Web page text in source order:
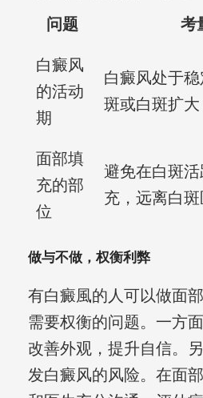
问题
考
白癜风
的活动
期
白癜风处于
斑或白斑扩
面部填
充的部
位
避免在白斑
充，远离白
做与不做，权衡利弊
有白癜風的人可以做面
需要权衡的问题。一方
改善外观，提升自信。
发白癜风的风险。在面